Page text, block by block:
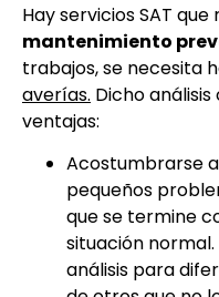
Hay servicios SAT
mantenimiento
trabajos, se necesita
averías. Dicho
ventajas:
Acostumbrarse
pequeños
que se termine
situación
análisis para